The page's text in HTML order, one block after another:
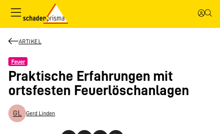
ARTIKEL
Feuer
Praktische Erfahrungen mit
ortsfesten Feuerlöschanlagen
GL Gerd Linden